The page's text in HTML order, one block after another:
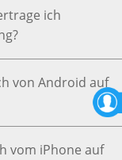
ich
von Android auf
vom iPhone auf